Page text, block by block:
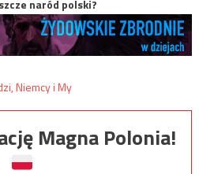
naród polski?
Magna Polonia!